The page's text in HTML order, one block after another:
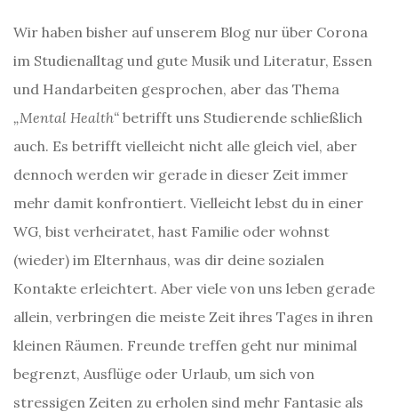
Wir haben bisher auf unserem Blog nur über Corona
im Studienalltag und gute Musik und Literatur, Essen
und Handarbeiten gesprochen, aber das Thema
„Mental Health“ betrifft uns Studierende schließlich
auch. Es betrifft vielleicht nicht alle gleich viel, aber
dennoch werden wir gerade in dieser Zeit immer
mehr damit konfrontiert. Vielleicht lebst du in einer
WG, bist verheiratet, hast Familie oder wohnst
(wieder) im Elternhaus, was dir deine sozialen
Kontakte erleichtert. Aber viele von uns leben gerade
allein, verbringen die meiste Zeit ihres Tages in ihren
kleinen Räumen. Freunde treffen geht nur minimal
begrenzt, Ausflüge oder Urlaub, um sich von
stressigen Zeiten zu erholen sind mehr Fantasie als